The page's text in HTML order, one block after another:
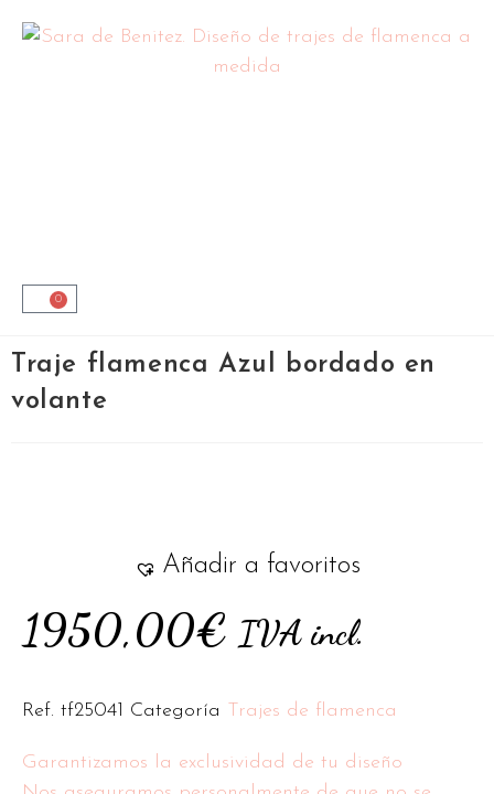
0
Traje flamenca Azul bordado en
volante
1950,00€ IVA incl.
Ref. tf25041 Categoría Trajes de flamenca
Garantizamos la exclusividad de tu diseño
Añadir a favoritos